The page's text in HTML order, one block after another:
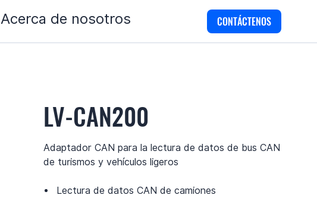
Acerca de nosotros CONTÁCTENOS
LV-CAN200
Adaptador CAN para la lectura de datos de bus CAN
de turismos y vehículos ligeros
Lectura de datos CAN de camiones